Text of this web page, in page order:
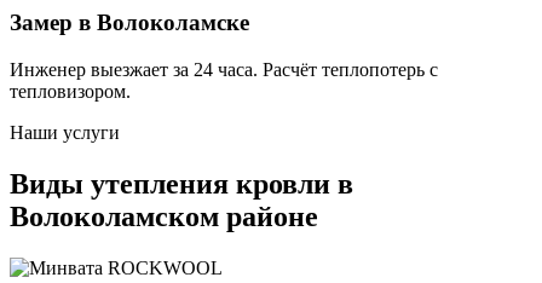
Замер в Волоколамске
Инженер выезжает за 24 часа. Расчёт теплопотерь с
тепловизором.
Наши услуги
Виды утепления кровли в
Волоколамском районе